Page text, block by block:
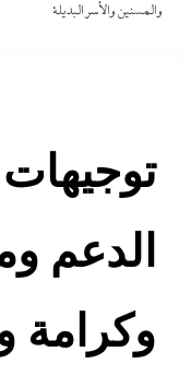
والمسنين والأسر البديلة
الدعم
وكرامة